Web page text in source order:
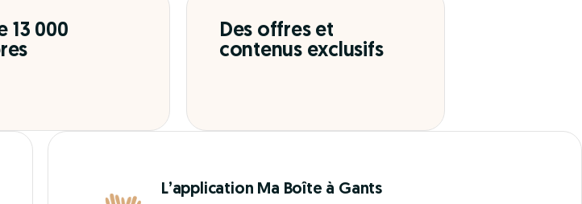
13 000
Des offres et
contenus exclusifs
L’application Ma Boîte à Gants